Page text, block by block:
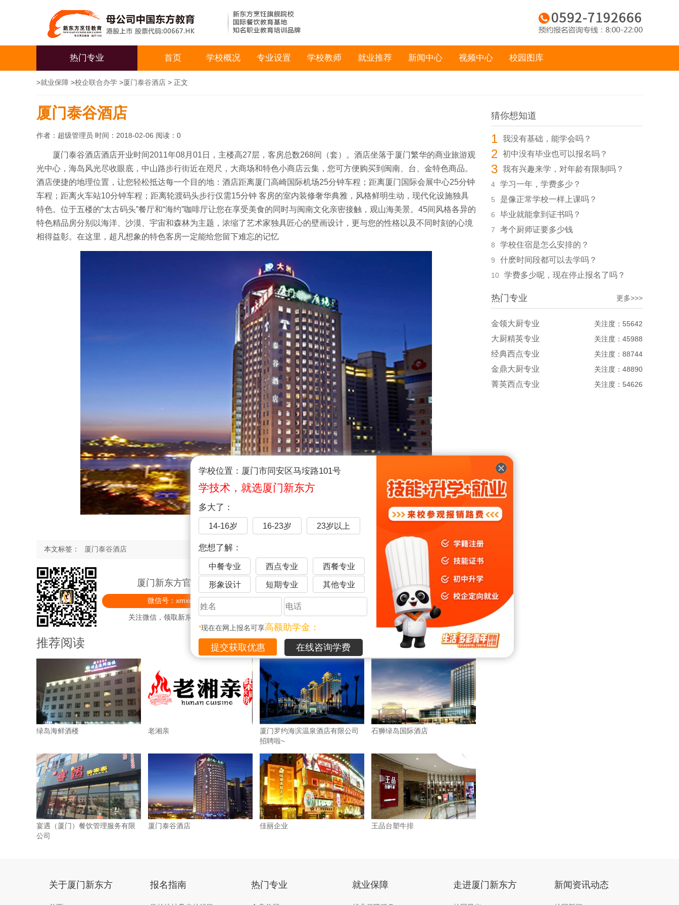
学校位置：厦门市同安区马垵路101号
学技术，就选厦门新东方
多大了：
14-16岁 16-23岁 23岁以上
您想了解：
中餐专业 西点专业 西餐专业
形象设计 短期专业 其他专业
*现在在网上报名可享高额助学金：
在线咨询学费
热门专业 首页 学校概况 专业设置 学校教师 就业推荐 新闻中心 视频中心 校园图库
>就业保障 >校企联合办学 >厦门泰谷酒店 > 正文
厦门泰谷酒店
作者：超级管理员 时间：2018-02-06 阅读： 0
厦门泰谷酒店酒店开业时间2011年08月01日，主楼高27层，客房总数268间（套）。酒店坐落于厦门繁华的商业旅游观
光中心，海岛风光尽收眼底，中山路步行街近在咫尺，大商场和特色小商店云集，您可方便购买到闽南、台、金特色商品。
酒店便捷的地理位置，让您轻松抵达每一个目的地：酒店距离厦门高崎国际机场25分钟车程；距离厦门国际会展中心25分钟
车程；距离火车站10分钟车程；距离轮渡码头步行仅需15分钟 客房的室内装修奢华典雅，风格鲜明生动，现代化设施独具
特色。位于五楼的“太古码头”餐厅和“海约”咖啡厅让您在享受美食的同时与闽南文化亲密接触，观山海美景。45间风格各异的
特色精品房分别以海洋、沙漠、宇宙和森林为主题，浓缩了艺术家独具匠心的壁画设计，更与您的性格以及不同时刻的心境
相得益彰。在这里，超凡想象的特色客房一定能给您留下难忘的记忆
本文标签： 厦门泰谷酒店
厦门新东方官方微信
微信号：xmxdfprxx
关注微信，领取新东方精美礼品
推荐阅读
绿岛海鲜酒楼 老湘亲
厦门罗约海滨温泉酒店有限公司
招聘啦~
石狮绿岛国际酒店
宴遇（厦门）餐饮管理服务有限
公司
厦门泰谷酒店 佳丽企业 王品台塑牛排
猜你想知道
1 我没有基础，能学会吗？
2 初中没有毕业也可以报名吗？
3 我有兴趣来学，对年龄有限制吗？
4 学习一年，学费多少？
5 是像正常学校一样上课吗？
6 毕业就能拿到证书吗？
7 考个厨师证要多少钱
8 学校住宿是怎么安排的？
9 什麽时间段都可以去学吗？
10 学费多少呢，现在停止报名了吗？
热门专业 更多>>>
金领大厨专业 关注度：55642
大厨精英专业 关注度：45988
经典西点专业 关注度：88744
金鼎大厨专业 关注度：48890
菁英西点专业 关注度：54626
关于厦门新东方 报名指南 热门专业 就业保障 走进厦门新东方 新闻资讯动态